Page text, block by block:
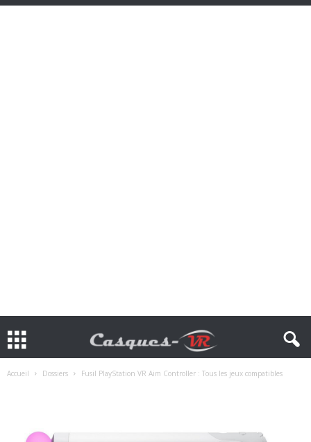
Accueil Dossiers Fusil PlayStation VR Aim Controller : Tous les jeux compatibles